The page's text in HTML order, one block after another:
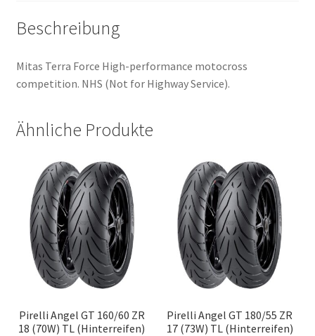
Beschreibung
Mitas Terra Force High-performance motocross
competition. NHS (Not for Highway Service).
Ähnliche Produkte
Pirelli Angel GT 160/60 ZR
18 (70W) TL (Hinterreifen)
Pirelli Angel GT 180/55 ZR
17 (73W) TL (Hinterreifen)